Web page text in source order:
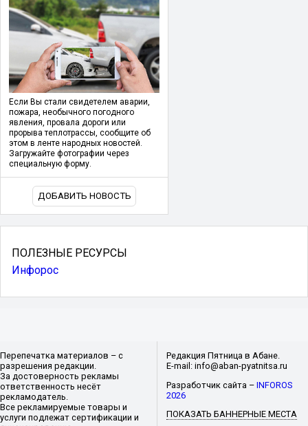
Если Вы стали свидетелем аварии,
пожара, необычного погодного
явления, провала дороги или
прорыва теплотрассы, сообщите об
этом в ленте народных новостей.
Загружайте фотографии через
специальную форму.
ДОБАВИТЬ НОВОСТЬ
ПОЛЕЗНЫЕ РЕСУРСЫ
Инфорос
Перепечатка материалов – с
разрешения редакции.
За достоверность рекламы
ответственность несёт
рекламодатель.
Все рекламируемые товары и
услуги подлежат сертификации и
Редакция Пятница в Абане.
E-mail: info@aban-pyatnitsa.ru
Разработчик сайта –INFOROS
2026
ПОКАЗАТЬ БАННЕРНЫЕ МЕСТА